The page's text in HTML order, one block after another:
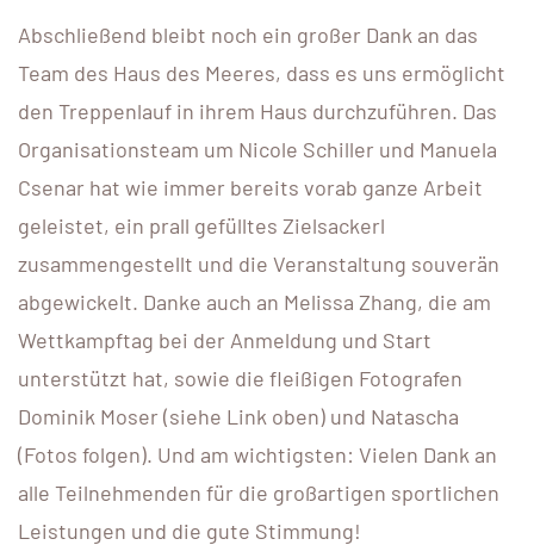
Abschließend bleibt noch ein großer Dank an das
Team des Haus des Meeres, dass es uns ermöglicht
den Treppenlauf in ihrem Haus durchzuführen. Das
Organisationsteam um Nicole Schiller und Manuela
Csenar hat wie immer bereits vorab ganze Arbeit
geleistet, ein prall gefülltes Zielsackerl
zusammengestellt und die Veranstaltung souverän
abgewickelt. Danke auch an Melissa Zhang, die am
Wettkampftag bei der Anmeldung und Start
unterstützt hat, sowie die fleißigen Fotografen
Dominik Moser (siehe Link oben) und Natascha
(Fotos folgen). Und am wichtigsten: Vielen Dank an
alle Teilnehmenden für die großartigen sportlichen
Leistungen und die gute Stimmung!